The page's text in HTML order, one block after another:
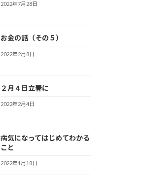
2022年7月28日
お金の話（その５）
2022年2月8日
２月４日立春に
2022年2月4日
病気になってはじめてわかる
こと
2022年1月18日